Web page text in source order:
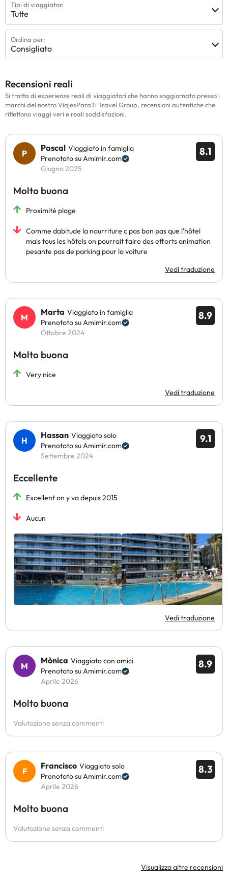
Tipi di viaggiatori
Tutte
Ordina per:
Consigliato
Recensioni reali
Si tratta di esperienze reali di viaggiatori che hanno soggiornato presso i
marchi del nostro ViajesParaTi Travel Group, recensioni autentiche che
riflettono viaggi veri e reali soddisfazioni.
8.1
Pascal Viaggiato in famiglia
Prenotato su Amimir.com
Giugno 2025
Molto buona
Proximité plage
Comme dabitude la nourriture c pas bon pas que l'hôtel
mais tous les hôtels on pourrait faire des efforts animation
pesante pas de parking pour la voiture
Vedi traduzione
8.9
Marta Viaggiato in famiglia
Prenotato su Amimir.com
Ottobre 2024
Molto buona
Very nice
Vedi traduzione
9.1
Hassan Viaggiato solo
Prenotato su Amimir.com
Settembre 2024
Eccellente
Excellent on y va depuis 2015
Aucun
Vedi traduzione
8.9
Mònica Viaggiato con amici
Prenotato su Amimir.com
Aprile 2026
Molto buona
Valutazione senza commenti
8.3
Francisco Viaggiato solo
Prenotato su Amimir.com
Aprile 2026
Molto buona
Valutazione senza commenti
Visualizza altre recensioni